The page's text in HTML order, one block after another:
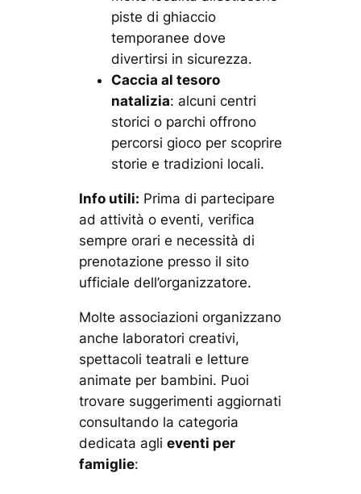
piste di ghiaccio
temporanee dove
divertirsi in sicurezza.
Caccia al tesoro
natalizia: alcuni centri
storici o parchi offrono
percorsi gioco per scoprire
storie e tradizioni locali.
Info utili: Prima di partecipare
ad attività o eventi, verifica
sempre orari e necessità di
prenotazione presso il sito
ufficiale dell’organizzatore.
Molte associazioni organizzano
anche laboratori creativi,
spettacoli teatrali e letture
animate per bambini. Puoi
trovare suggerimenti aggiornati
consultando la categoria
dedicata agli eventi per
famiglie: